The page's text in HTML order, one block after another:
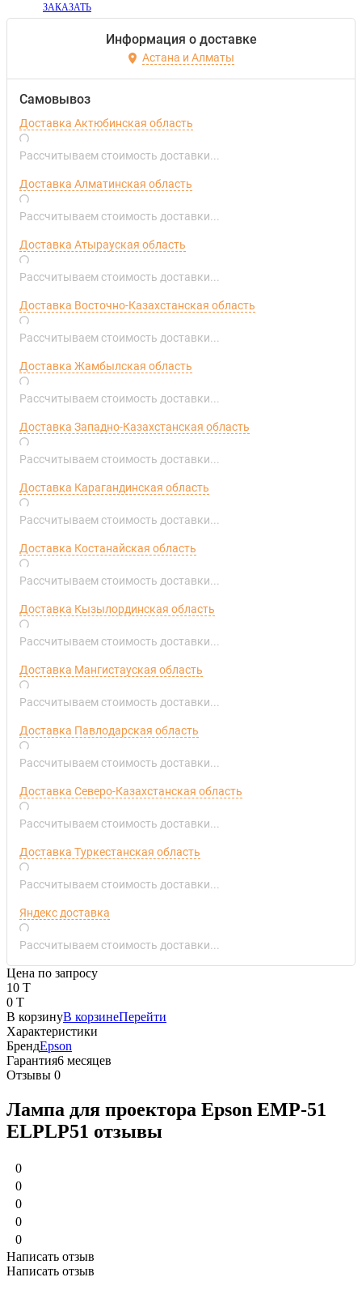
ЗАКАЗАТЬ
Информация о доставке
Астана и Алматы
Самовывоз
Доставка Актюбинская область
Рассчитываем стоимость доставки...
Доставка Алматинская область
Рассчитываем стоимость доставки...
Доставка Атырауская область
Рассчитываем стоимость доставки...
Доставка Восточно-Казахстанская область
Рассчитываем стоимость доставки...
Доставка Жамбылская область
Рассчитываем стоимость доставки...
Доставка Западно-Казахстанская область
Рассчитываем стоимость доставки...
Доставка Карагандинская область
Рассчитываем стоимость доставки...
Доставка Костанайская область
Рассчитываем стоимость доставки...
Доставка Кызылординская область
Рассчитываем стоимость доставки...
Доставка Мангистауская область
Рассчитываем стоимость доставки...
Доставка Павлодарская область
Рассчитываем стоимость доставки...
Доставка Северо-Казахстанская область
Рассчитываем стоимость доставки...
Доставка Туркестанская область
Рассчитываем стоимость доставки...
Яндекс доставка
Рассчитываем стоимость доставки...
Цена по запросу
10 T
0 T
В корзинуВ корзинеПерейти
Характеристики
БрендEpson
Гарантия6 месяцев
Отзывы 0
Лампа для проектора Epson EMP-51
ELPLP51 отзывы
0
0
0
0
0
Написать отзыв
Написать отзыв